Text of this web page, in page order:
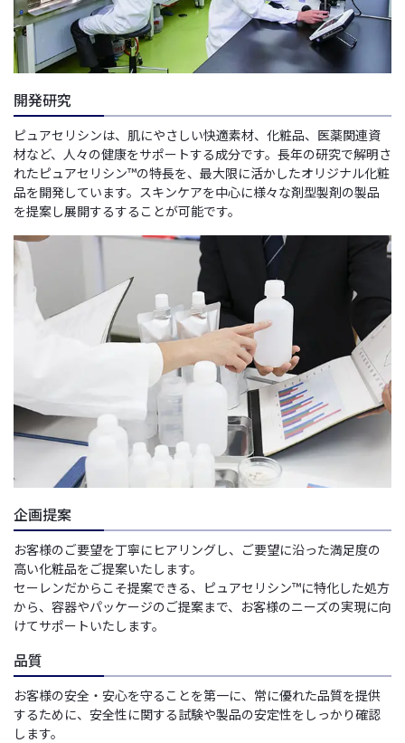
開発研究
ピュアセリシンは、肌にやさしい快適素材、化粧品、医薬関連資
材など、人々の健康をサポートする成分です。長年の研究で解明さ
れたピュアセリシン™の特長を、最大限に活かしたオリジナル化粧
品を開発しています。スキンケアを中心に様々な剤型製剤の製品
を提案し展開するすることが可能です。
企画提案
お客様のご要望を丁寧にヒアリングし、ご要望に沿った満足度の
高い化粧品をご提案いたします。
セーレンだからこそ提案できる、ピュアセリシン™に特化した処方
から、容器やパッケージのご提案まで、お客様のニーズの実現に向
けてサポートいたします。
品質
お客様の安全・安心を守ることを第一に、常に優れた品質を提供
するために、安全性に関する試験や製品の安定性をしっかり確認
します。